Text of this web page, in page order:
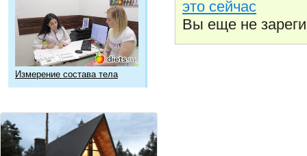
это сейчас
Вы еще не
Измерение состава тела